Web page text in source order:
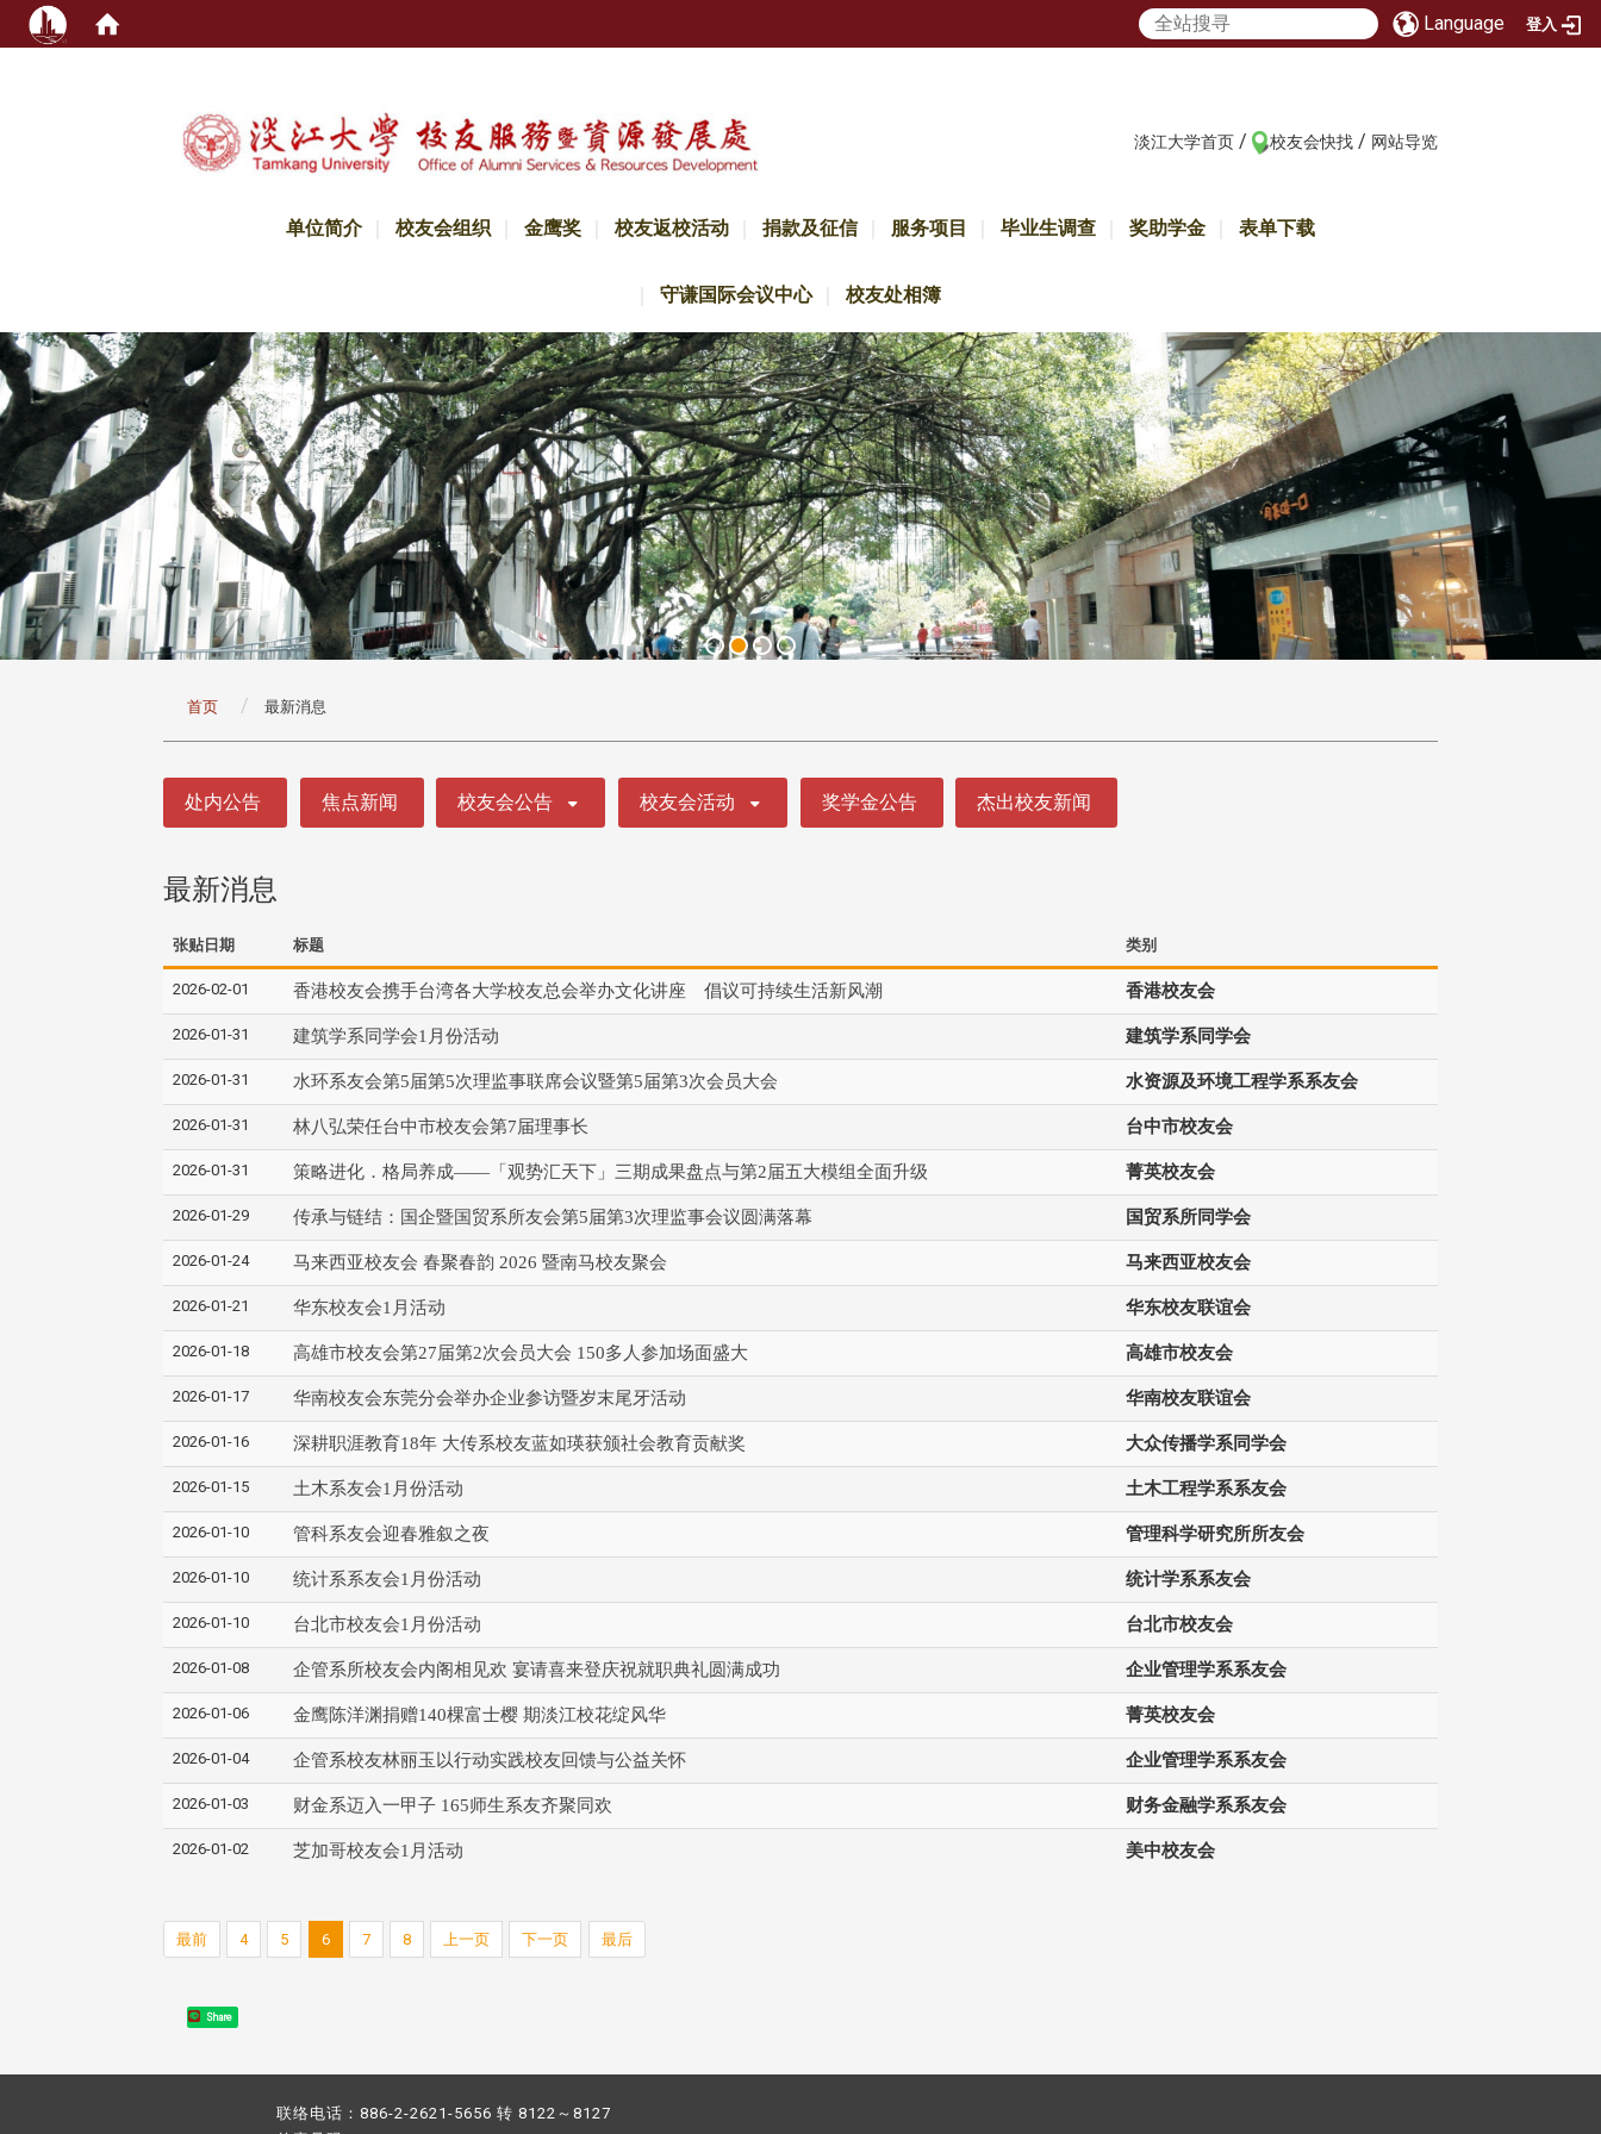
Language 登入
淡江大学首页 / 校友会快找 / 网站导览
单位简介 校友会组织 金鹰奖 校友返校活动 捐款及征信 服务项目 毕业生调查 奖助学金 表单下载
守谦国际会议中心 校友处相簿
首页 最新消息
处内公告 焦点新闻 校友会公告 校友会活动 奖学金公告 杰出校友新闻
最新消息
张贴日期 标题 类别
2026-02-01 香港校友会携手台湾各大学校友总会举办文化讲座 倡议可持续生活新风潮 香港校友会
2026-01-31 建筑学系同学会1月份活动 建筑学系同学会
2026-01-31 水环系友会第5届第5次理监事联席会议暨第5届第3次会员大会 水资源及环境工程学系系友会
2026-01-31 林八弘荣任台中市校友会第7届理事长 台中市校友会
2026-01-31 策略进化．格局养成——「观势汇天下」三期成果盘点与第2届五大模组全面升级 菁英校友会
2026-01-29 传承与链结：国企暨国贸系所友会第5届第3次理监事会议圆满落幕 国贸系所同学会
2026-01-24 马来西亚校友会 春聚春韵 2026 暨南马校友聚会 马来西亚校友会
2026-01-21 华东校友会1月活动 华东校友联谊会
2026-01-18 高雄市校友会第27届第2次会员大会 150多人参加场面盛大 高雄市校友会
2026-01-17 华南校友会东莞分会举办企业参访暨岁末尾牙活动 华南校友联谊会
2026-01-16 深耕职涯教育18年 大传系校友蓝如瑛获颁社会教育贡献奖 大众传播学系同学会
2026-01-15 土木系友会1月份活动 土木工程学系系友会
2026-01-10 管科系友会迎春雅叙之夜 管理科学研究所所友会
2026-01-10 统计系系友会1月份活动 统计学系系友会
2026-01-10 台北市校友会1月份活动 台北市校友会
2026-01-08 企管系所校友会内阁相见欢 宴请喜来登庆祝就职典礼圆满成功 企业管理学系系友会
2026-01-06 金鹰陈洋渊捐赠140棵富士樱 期淡江校花绽风华 菁英校友会
2026-01-04 企管系校友林丽玉以行动实践校友回馈与公益关怀 企业管理学系系友会
2026-01-03 财金系迈入一甲子 165师生系友齐聚同欢 财务金融学系系友会
2026-01-02 芝加哥校友会1月活动 美中校友会
最前 4 5 6 7 8 上一页 下一页 最后
Share
联络电话：886-2-2621-5656 转 8122～8127